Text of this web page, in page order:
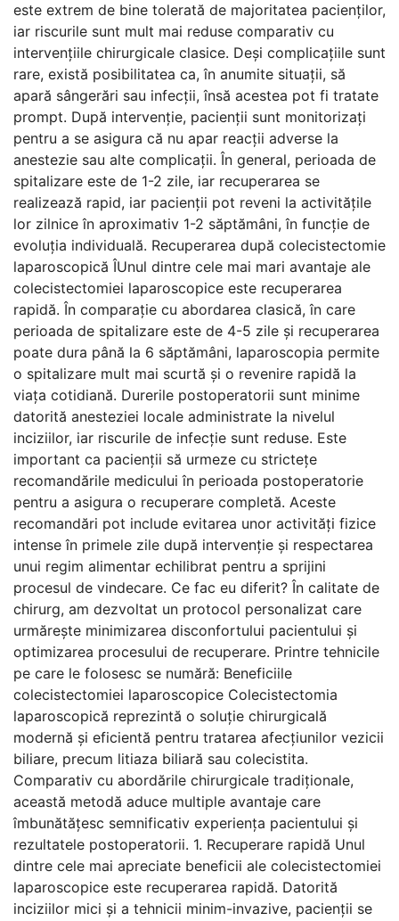
este extrem de bine tolerată de majoritatea pacienților,
iar riscurile sunt mult mai reduse comparativ cu
intervențiile chirurgicale clasice. Deși complicațiile sunt
rare, există posibilitatea ca, în anumite situații, să
apară sângerări sau infecții, însă acestea pot fi tratate
prompt. După intervenție, pacienții sunt monitorizați
pentru a se asigura că nu apar reacții adverse la
anestezie sau alte complicații. În general, perioada de
spitalizare este de 1-2 zile, iar recuperarea se
realizează rapid, iar pacienții pot reveni la activitățile
lor zilnice în aproximativ 1-2 săptămâni, în funcție de
evoluția individuală. Recuperarea după colecistectomie
laparoscopică ÎUnul dintre cele mai mari avantaje ale
colecistectomiei laparoscopice este recuperarea
rapidă. În comparație cu abordarea clasică, în care
perioada de spitalizare este de 4-5 zile și recuperarea
poate dura până la 6 săptămâni, laparoscopia permite
o spitalizare mult mai scurtă și o revenire rapidă la
viața cotidiană. Durerile postoperatorii sunt minime
datorită anesteziei locale administrate la nivelul
inciziilor, iar riscurile de infecție sunt reduse. Este
important ca pacienții să urmeze cu strictețe
recomandările medicului în perioada postoperatorie
pentru a asigura o recuperare completă. Aceste
recomandări pot include evitarea unor activități fizice
intense în primele zile după intervenție și respectarea
unui regim alimentar echilibrat pentru a sprijini
procesul de vindecare. Ce fac eu diferit? În calitate de
chirurg, am dezvoltat un protocol personalizat care
urmărește minimizarea disconfortului pacientului și
optimizarea procesului de recuperare. Printre tehnicile
pe care le folosesc se numără: Beneficiile
colecistectomiei laparoscopice Colecistectomia
laparoscopică reprezintă o soluție chirurgicală
modernă și eficientă pentru tratarea afecțiunilor vezicii
biliare, precum litiaza biliară sau colecistita.
Comparativ cu abordările chirurgicale tradiționale,
această metodă aduce multiple avantaje care
îmbunătățesc semnificativ experiența pacientului și
rezultatele postoperatorii. 1. Recuperare rapidă Unul
dintre cele mai apreciate beneficii ale colecistectomiei
laparoscopice este recuperarea rapidă. Datorită
inciziilor mici și a tehnicii minim-invazive, pacienții se